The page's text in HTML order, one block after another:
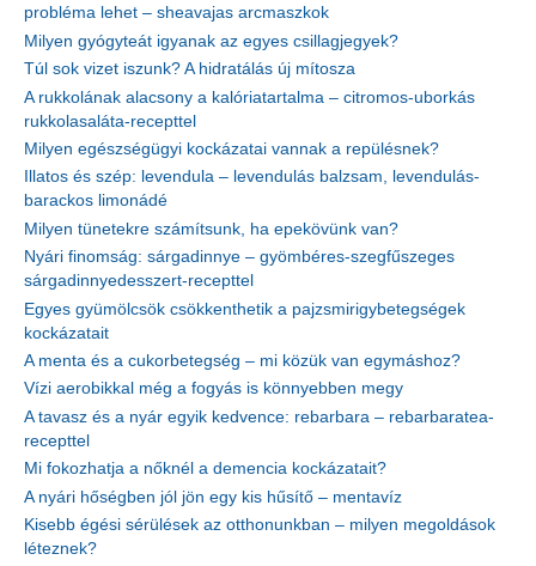
probléma lehet – sheavajas arcmaszkok
Milyen gyógyteát igyanak az egyes csillagjegyek?
Túl sok vizet iszunk? A hidratálás új mítosza
A rukkolának alacsony a kalóriatartalma – citromos-uborkás
rukkolasaláta-recepttel
Milyen egészségügyi kockázatai vannak a repülésnek?
Illatos és szép: levendula – levendulás balzsam, levendulás-
barackos limonádé
Milyen tünetekre számítsunk, ha epekövünk van?
Nyári finomság: sárgadinnye – gyömbéres-szegfűszeges
sárgadinnyedesszert-recepttel
Egyes gyümölcsök csökkenthetik a pajzsmirigybetegségek
kockázatait
A menta és a cukorbetegség – mi közük van egymáshoz?
Vízi aerobikkal még a fogyás is könnyebben megy
A tavasz és a nyár egyik kedvence: rebarbara – rebarbaratea-
recepttel
Mi fokozhatja a nőknél a demencia kockázatait?
A nyári hőségben jól jön egy kis hűsítő – mentavíz
Kisebb égési sérülések az otthonunkban – milyen megoldások
léteznek?